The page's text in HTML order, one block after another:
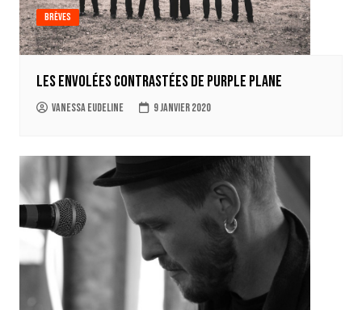
Brèves
Les envolées contrastées de Purple Plane
Vanessa Eudeline 9 janvier 2020